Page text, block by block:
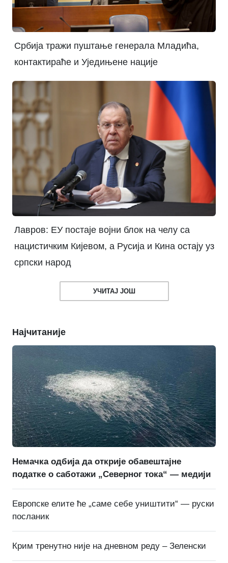
Србија тражи пуштање генерала Младића,
контактираће и Уједињене нације
Лавров: ЕУ постаје војни блок на челу са
нацистичким Кијевом, а Русија и Кина остају уз
српски народ
УЧИТАЈ ЈОШ
Најчитаније
Немачка одбија да открије обавештајне
податке о саботажи „Северног тока“ — медији
Европске елите ће „саме себе уништити“ — руски
посланик
Крим тренутно није на дневном реду – Зеленски